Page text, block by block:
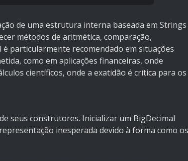
de uma estrutura interna baseada em Strings
métodos de aritmética, comparação,
particularmente recomendado em situações
como em aplicações financeiras, onde
científicos, onde a exatidão é crítica para os
seus construtores. Inicializar um BigDecimal
inesperada devido à forma como os